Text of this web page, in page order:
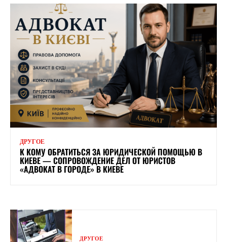
ДРУГОЕ
К КОМУ ОБРАТИТЬСЯ ЗА ЮРИДИЧЕСКОЙ ПОМОЩЬЮ В
КИЕВЕ — СОПРОВОЖДЕНИЕ ДЕЛ ОТ ЮРИСТОВ
«АДВОКАТ В ГОРОДЕ» В КИЕВЕ
ДРУГОЕ